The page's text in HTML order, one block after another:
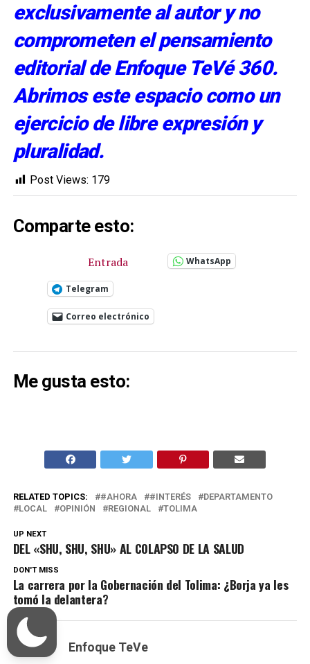
exclusivamente al autor y no
comprometen el pensamiento
editorial de Enfoque TeVé 360.
Abrimos este espacio como un
ejercicio de libre expresión y
pluralidad.
Post Views: 179
Comparte esto:
Entrada WhatsApp
Telegram
Correo electrónico
Me gusta esto:
RELATED TOPICS: #AHORA #INTERÉS
DEPARTAMENTO
LOCAL
OPINIÓN REGIONAL TOLIMA
UP NEXT
DEL «SHU, SHU, SHU» AL COLAPSO DE LA SALUD
DON'T MISS
La carrera por la Gobernación del Tolima: ¿Borja ya les
tomó la delantera?
Enfoque TeVe